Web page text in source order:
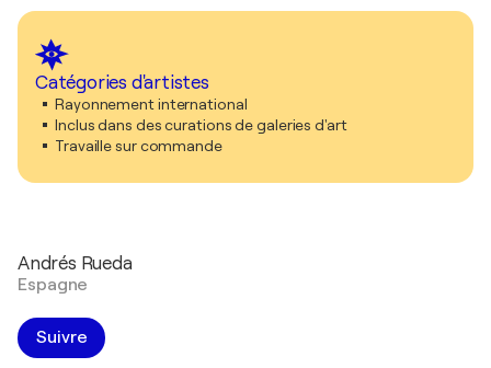
Catégories d'artistes
Rayonnement international
Inclus dans des curations de galeries d'art
Travaille sur commande
Andrés Rueda
Espagne
Suivre